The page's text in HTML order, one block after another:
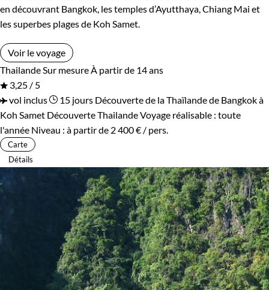
en découvrant Bangkok, les temples d’Ayutthaya, Chiang Mai et
les superbes plages de Koh Samet.
Voir le voyage
Thailande Sur mesure À partir de 14 ans
3,25 / 5
vol inclus
15 jours Découverte de la Thaïlande de Bangkok à
Koh Samet Découverte ThailandeVoyage réalisable : toute
l'année Niveau : à partir de 2 400 € / pers.
Carte
Détails